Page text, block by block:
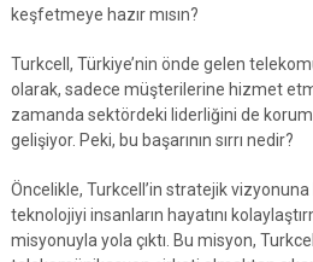
keşfetmeye hazır mısın?
Turkcell, Türkiye’nin önde gelen
olarak, sadece müşterilerine hizmet
zamanda sektördeki liderliğini de
gelişiyor. Peki, bu başarının sırrı nedir?
Öncelikle, Turkcell’in stratejik vizyonuna
teknolojiyi insanların hayatını
misyonuyla yola çıktı. Bu misyon,